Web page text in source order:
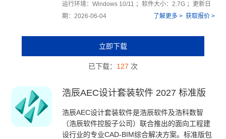
运行环境：Windows 10/11 ；软件大小：2.7G ；更新日
期：2026-06-04
获取报价 >
了解更多 >
立即下载
已下载： 127 次
浩辰AEC设计套装软件 2027 标准版
浩辰AEC设计套装软件是浩辰软件及浩科数智
（浩辰软件控股子公司）联合推出的面向工程建
设行业的专业CAD-BIM综合解决方案。标准版包